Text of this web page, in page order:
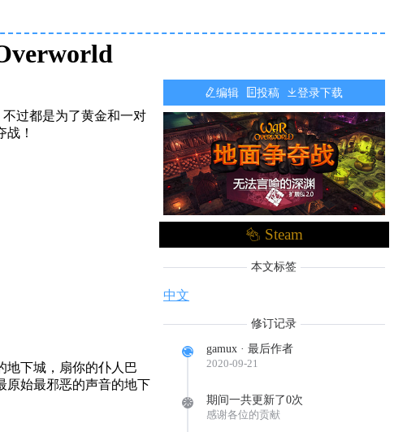
过都是为了黄金和一对
！
下城，扇你的仆人巴
始最邪恶的声音的地下
编辑 投稿 登录下载
Steam
本文标签
中文
修订记录
gamux · 最后作者
2020-09-21
期间一共更新了0次
感谢各位的贡献